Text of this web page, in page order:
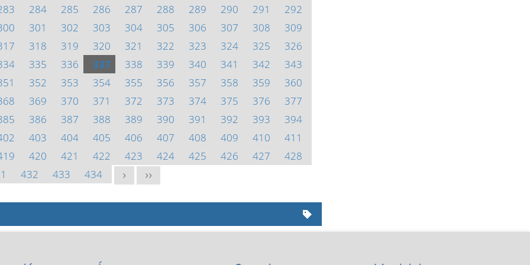
284 285 286 287 288 289 290 291
292
301 302 303 304 305 306 307 308
309
318 319 320 321 322 323 324 325
326
335 336 337 338 339 340 341 342
343
352 353 354 355 356 357 358 359
360
369 370 371 372 373 374 375 376
377
386 387 388 389 390 391 392 393
394
403 404 405 406 407 408 409 410
411
420 421 422 423 424 425 426 427
428
432 433 434 > >>